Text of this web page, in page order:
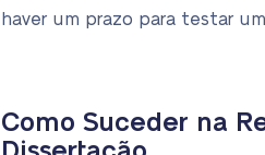
haver um prazo para testar
Como Suceder na